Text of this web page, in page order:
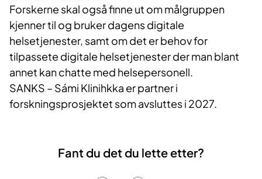
Forskerne skal også finne ut om målgruppen
kjenner til og bruker dagens digitale
helsetjenester, samt om det er behov for
tilpassete digitale helsetjenester der man blant
annet kan chatte med helsepersonell.
SANKS – Sámi Klinihkka er partner i
forskningsprosjektet som avsluttes i 2027.
Fant du det du lette etter?